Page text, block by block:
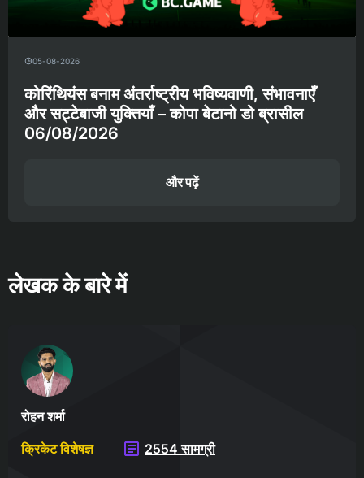
05-08-2026
कोरिंथियंस बनाम अंतर्राष्ट्रीय भविष्यवाणी, संभावनाएँ
और सट्टेबाजी युक्तियाँ – कोपा बेटानो डो ब्रासील
06/08/2026
और पढ़ें
लेखक के बारे में
रोहन शर्मा
क्रिकेट विशेषज्ञ
2554 सामग्री